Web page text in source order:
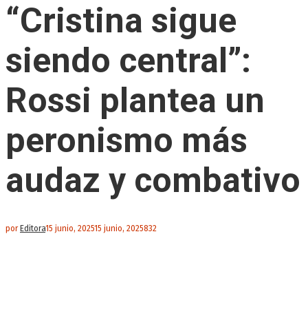
“Cristina sigue
siendo central”:
Rossi plantea un
peronismo más
audaz y combativo
porEditora15 junio, 202515 junio, 2025832